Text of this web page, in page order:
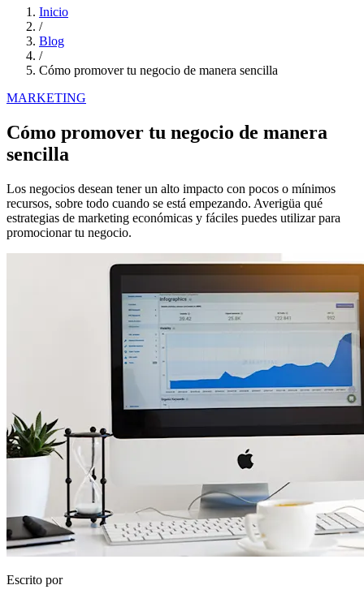
Inicio
/
Blog
/
Cómo promover tu negocio de manera sencilla
MARKETING
Cómo promover tu negocio de manera
sencilla
Los negocios desean tener un alto impacto con pocos o mínimos
recursos, sobre todo cuando se está empezando. Averigüa qué
estrategias de marketing económicas y fáciles puedes utilizar para
promocionar tu negocio.
Escrito por